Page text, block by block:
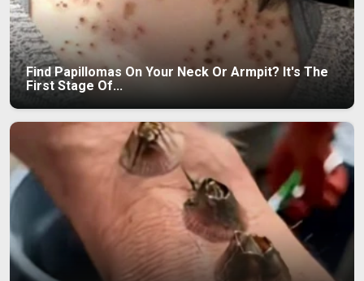
Find Papillomas On Your Neck Or Armpit? It's The
First Stage Of...